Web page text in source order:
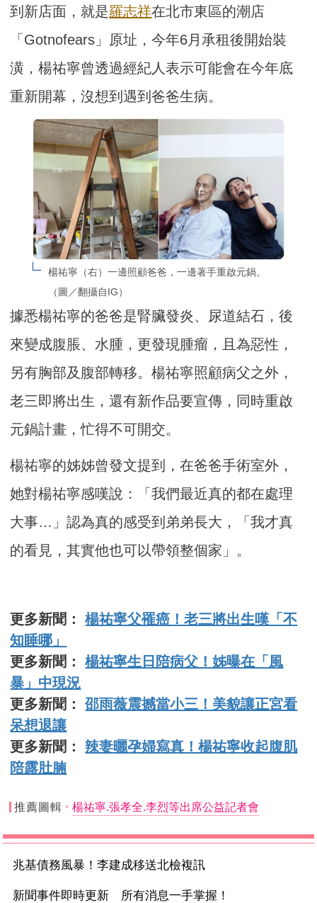
到新店面，就是羅志祥在北市東區的潮店
「Gotnofears」原址，今年6月承租後開始裝
潢，楊祐寧曾透過經紀人表示可能會在今年底
重新開幕，沒想到遇到爸爸生病。
楊祐寧（右）一邊照顧爸爸，一邊著手重啟元鍋。
（圖／翻攝自IG）
據悉楊祐寧的爸爸是腎臟發炎、尿道結石，後
來變成腹脹、水腫，更發現腫瘤，且為惡性，
另有胸部及腹部轉移。楊祐寧照顧病父之外，
老三即將出生，還有新作品要宣傳，同時重啟
元鍋計畫，忙得不可開交。
楊祐寧的姊姊曾發文提到，在爸爸手術室外，
她對楊祐寧感嘆說：「我們最近真的都在處理
大事…」認為真的感受到弟弟長大，「我才真
的看見，其實他也可以帶領整個家」。
更多新聞：楊祐寧父罹癌！老三將出生嘆「不
知睡哪」
更多新聞：楊祐寧生日陪病父！姊曝在「風
暴」中現況
更多新聞：邵雨薇震撼當小三！美貌讓正宮看
呆想退讓
更多新聞：辣妻曬孕婦寫真！楊祐寧收起腹肌
陪露肚腩
推薦圖輯 楊祐寧.張孝全.李烈等出席公益記者會
兆基債務風暴！李建成移送北檢複訊
新聞事件即時更新 所有消息一手掌握！